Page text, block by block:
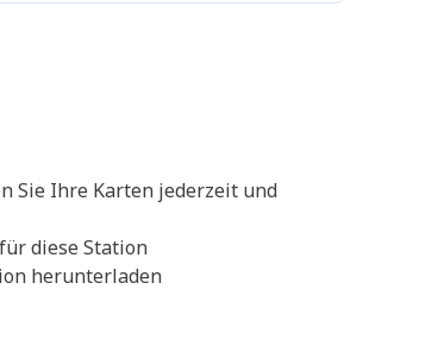
Sie Ihre Karten jederzeit und
diese Station
herunterladen